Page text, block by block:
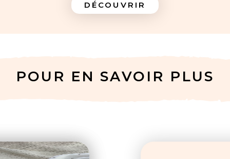
DÉCOUVRIR
POUR EN SAVOIR PLUS